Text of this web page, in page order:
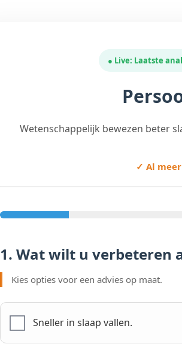
● Live: Laatste
Wetenschappelijk bewezen beter
✓ Al
1. Wat wilt u verbeteren
Kies opties voor een advies op maat.
Sneller in slaap vallen.